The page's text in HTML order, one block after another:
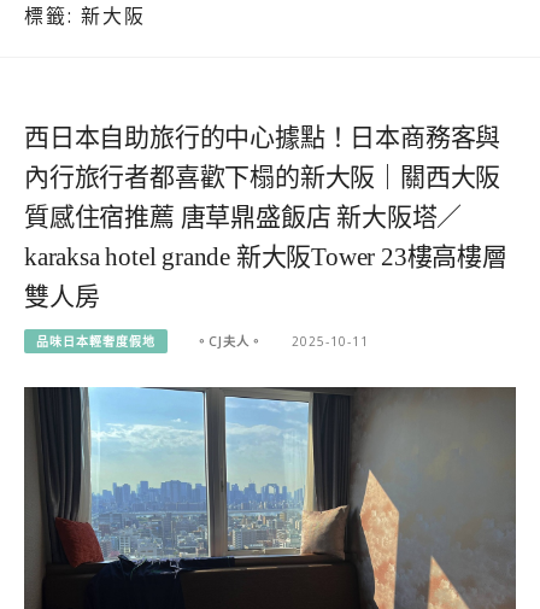
標籤: 新大阪
西日本自助旅行的中心據點！日本商務客與
內行旅行者都喜歡下榻的新大阪｜關西大阪
質感住宿推薦 唐草鼎盛飯店 新大阪塔／
karaksa hotel grande 新大阪Tower 23樓高樓層
雙人房
品味日本輕奢度假地 。CJ夫人。 2025-10-11